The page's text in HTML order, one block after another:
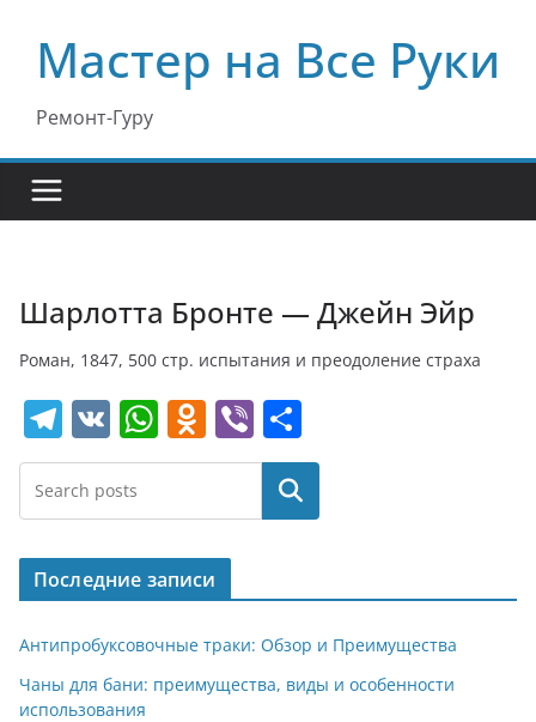
содержимому
Мастер на Все Руки
Ремонт-Гуру
Шарлотта Бронте — Джейн Эйр
Роман, 1847, 500 стр. испытания и преодоление страха
T
el
e
gr
a
m
V
K
W
h
s
A
p
p
O
d
o
kl
a
ss
ni
Vi
b
er
т
п
р
в
и
т
Поиск
Последние записи
Антипробуксовочные траки: Обзор и Преимущества
Чаны для бани: преимущества, виды и особенности
использования